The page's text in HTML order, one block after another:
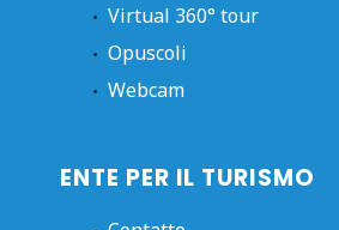
Virtual 360° tour
Opuscoli
Webcam
ENTE PER IL TURISMO